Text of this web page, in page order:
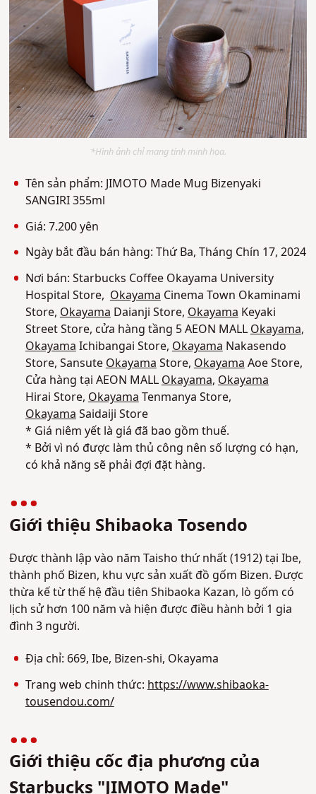
*Hình ảnh chỉ mang tính minh họa.
Tên sản phẩm: JIMOTO Made Mug Bizenyaki
SANGIRI 355ml
Giá: 7.200 yên
Ngày bắt đầu bán hàng: Thứ Ba, Tháng Chín 17, 2024
Nơi bán: Starbucks Coffee Okayama University
Hospital Store,OkayamaCinema Town Okaminami
Store,OkayamaDaianji Store,OkayamaKeyaki
Street Store, cửa hàng tầng 5AEON MALLOkayama,
OkayamaIchibangai Store,OkayamaNakasendo
Store, SansuteOkayamaStore,OkayamaAoe Store,
Cửa hàng tại AEON MALLOkayama,Okayama
Hirai Store,OkayamaTenmanya Store,
OkayamaSaidaiji Store
* Giá niêm yết là giá đã bao gồm thuế.
* Bởi vì nó được làm thủ công nên số lượng có hạn,
có khả năng sẽ phải đợi đặt hàng.
Giới thiệu Shibaoka Tosendo
Được thành lập vào năm Taisho thứ nhất (1912) tại Ibe,
thành phố Bizen, khu vực sản xuất đồ gốm Bizen. Được
thừa kế từ thế hệ đầu tiên Shibaoka Kazan, lò gốm có
lịch sử hơn 100 năm và hiện được điều hành bởi 1 gia
đình 3 người.
Địa chỉ: 669, Ibe, Bizen-shi, Okayama
Trang web chinh thức: https://www.shibaoka-
tousendou.com/
Giới thiệu cốc địa phương của
Starbucks "JIMOTO Made"